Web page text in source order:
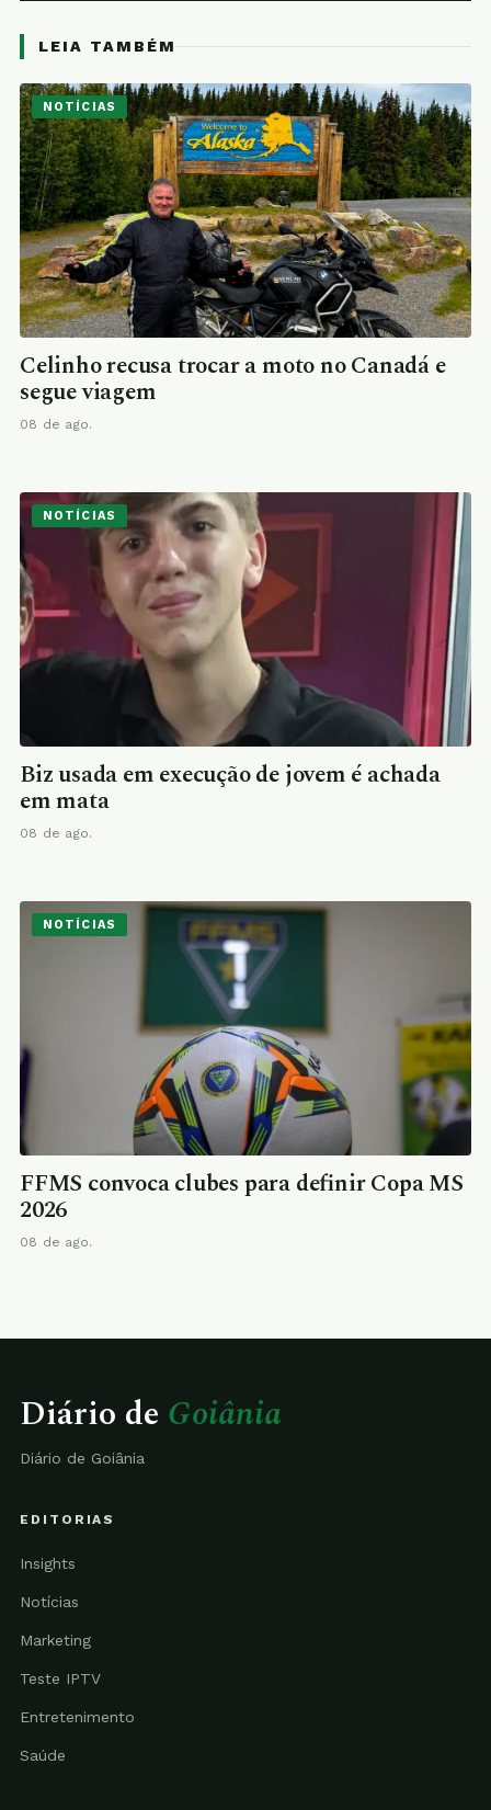
LEIA TAMBÉM
NOTÍCIAS
Celinho recusa trocar a moto no Canadá e
segue viagem
08 de ago.
NOTÍCIAS
Biz usada em execução de jovem é achada
em mata
08 de ago.
NOTÍCIAS
FFMS convoca clubes para definir Copa MS
2026
08 de ago.
Diário de Goiânia
Diário de Goiânia
EDITORIAS
Insights
Notícias
Marketing
Teste IPTV
Entretenimento
Saúde